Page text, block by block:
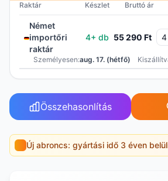
Raktár Készlet Bruttó ár
Német
importőri
raktár
4+ db 55 290 Ft
Személyesen:aug. 17. (hétfő)
Összehasonlítás
Új abroncs: gyártási idő 3 éven